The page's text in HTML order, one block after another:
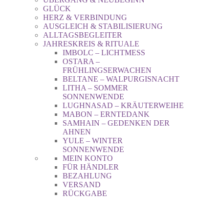
GLÜCK
HERZ & VERBINDUNG
AUSGLEICH & STABILISIERUNG
ALLTAGSBEGLEITER
JAHRESKREIS & RITUALE
IMBOLC – LICHTMESS
OSTARA –
FRÜHLINGSERWACHEN
BELTANE – WALPURGISNACHT
LITHA – SOMMER
SONNENWENDE
LUGHNASAD – KRÄUTERWEIHE
MABON – ERNTEDANK
SAMHAIN – GEDENKEN DER
AHNEN
YULE – WINTER
SONNENWENDE
MEIN KONTO
FÜR HÄNDLER
BEZAHLUNG
VERSAND
RÜCKGABE